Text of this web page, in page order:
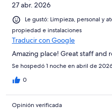
27 abr. 2026
Le gustó: Limpieza, personal y
propiedad e instalaciones
Traducir con Google
Amazing place! Great staff and
Se hospedó 1 noche en abril de
0
Opinión verificada